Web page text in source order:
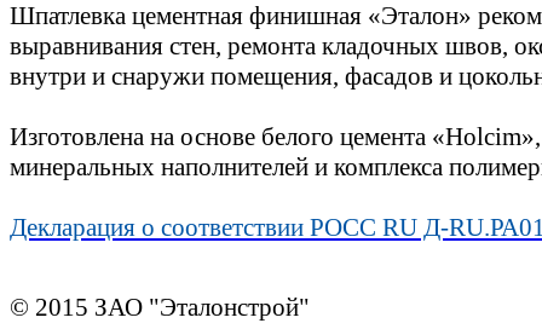
Шпатлевка цементная финишная «Эталон»
выравнивания стен, ремонта кладочных швов,
внутри и снаружи помещения, фасадов и
Изготовлена на основе белого цемента
минеральных наполнителей и комплекса
Декларация о соответствии РОСС RU Д-
© 2015 ЗАО "Эталонстрой"